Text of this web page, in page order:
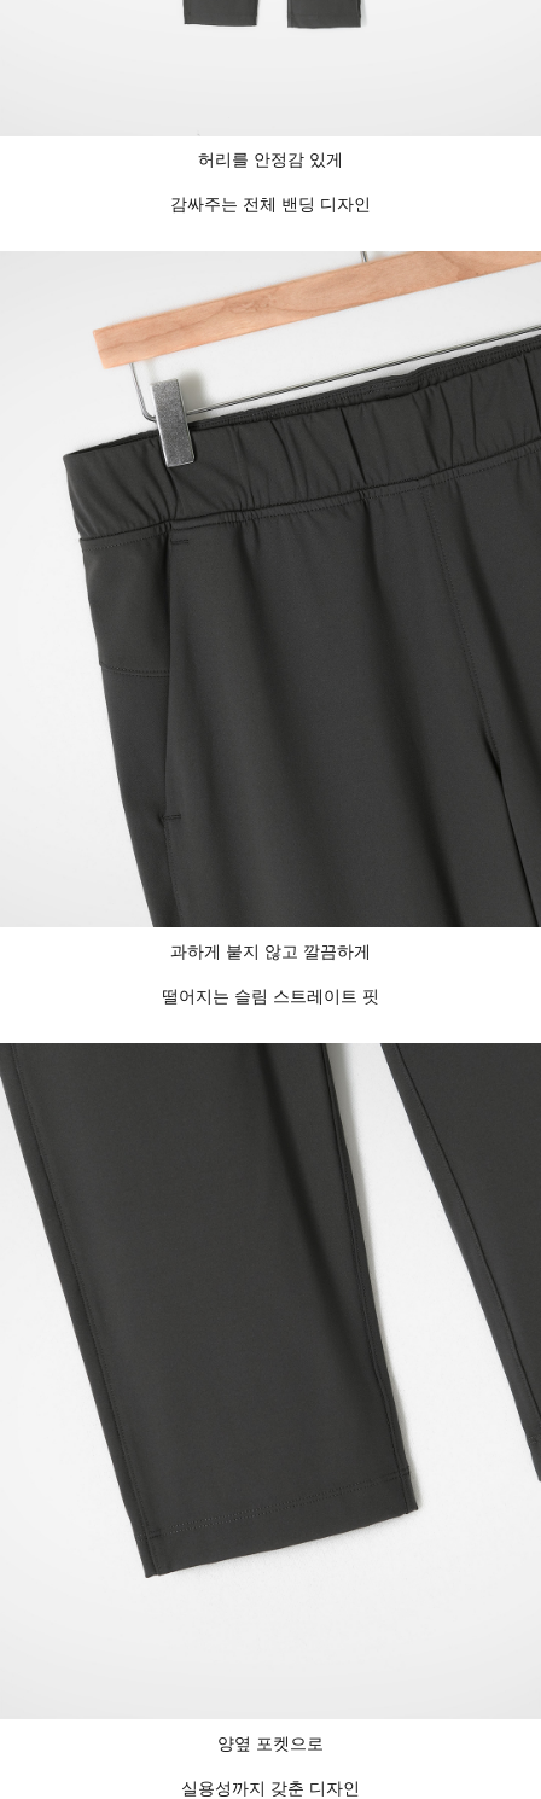
허리를 안정감 있게
감싸주는 전체 밴딩 디자인
과하게 붙지 않고 깔끔하게
떨어지는 슬림 스트레이트 핏
양옆 포켓으로
실용성까지 갖춘 디자인